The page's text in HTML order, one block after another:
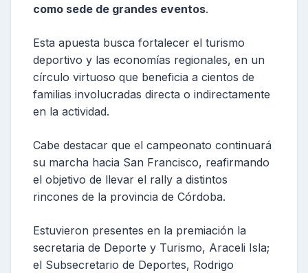
como sede de grandes eventos.
Esta apuesta busca fortalecer el turismo
deportivo y las economías regionales, en un
círculo virtuoso que beneficia a cientos de
familias involucradas directa o indirectamente
en la actividad.
Cabe destacar que el campeonato continuará
su marcha hacia San Francisco, reafirmando
el objetivo de llevar el rally a distintos
rincones de la provincia de Córdoba.
Estuvieron presentes en la premiación la
secretaria de Deporte y Turismo, Araceli Isla;
el Subsecretario de Deportes, Rodrigo